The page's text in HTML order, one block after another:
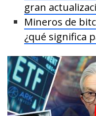
gran
Mineros de
¿qué significa